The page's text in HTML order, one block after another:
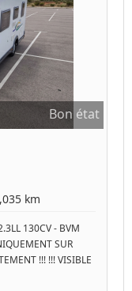
Bon état
km
130CV - BVM
SUR
!!! !!! VISIBLE